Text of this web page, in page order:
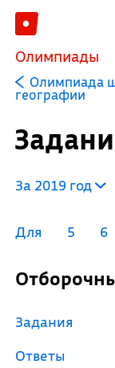
Олимпиады
Олимпиада
географии
За 2019 год
Для 5 6
Задания
Ответы